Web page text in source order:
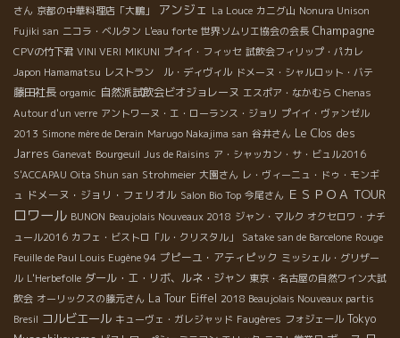
さん 京都の中華料理店「大鵬」 アンジェ La Louce カニグ山 Nonura Unison
Fujiki san ニコラ・ベルタン L'eau forte 世界ソムリエ協会の会長 Champagne
CPVの竹下君 VINI VERI MIKUNI プイイ・フィッセ 試飲会フィリップ・パカレ
Japon Hamamatsu レストラン ル・ディヴィル ドメーヌ・シャルロット・バテ
藤田社長 orgamic 自然派試飲会ビオジョレーヌ エスポア・なかむら Chenas
Autour d'un verre アントワーヌ・エ・ローランス・ジョリ プイイ・ヴァンゼル
2013 Simone mère de Derain Marugo Nakajima san 谷井さん Le Clos des
Jarres Ganevat Bourgeuil Jus de Raisins ア・シャッカン・サ・ビュル2016
S'ACCAPAU Oita Shun san Strohmeier 大園さん レ・ヴィーニュ・ドゥ・モンギ
ュ ドメーヌ・ジョリ・フェリオル Salon Bio Top 今尾さん ＥＳＰＯＡ TOUR
ロワール BUNON Beaujolais Nouveaux 2018 ジャン・マルク オクセロワ・ナチ
ュール2016 カフェ・ビストロ「ル・クリスタル」 Satake san de Barcelone Rouge
Feuille de Paul Louis Eugène 94 プピーユ・アティピック ミッシェル・グリザー
ル L'Herbefolle ダール・エ・リボ、ルネ・ジャン 東京・名古屋の自然ワイン大試
飲会 オーリックスの藤元さん La Tour Eiffel 2018 Beaujolais Nouveaux partis
Bresil コルビエール キューヴェ・ガレジャッド Faugères フォジェール Tokyo